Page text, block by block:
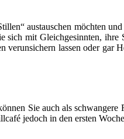
austauschen möchten
mit Gleichgesinnten, ihre
lassen oder gar
Sie auch als
jedoch in den ersten